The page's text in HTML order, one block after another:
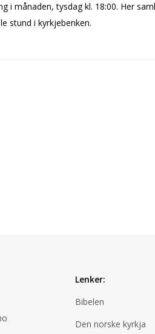
i månaden, tysdag kl. 18:00. Her
stund i kyrkjebenken.
Lenker:
Bibelen
Den norske kyrkja